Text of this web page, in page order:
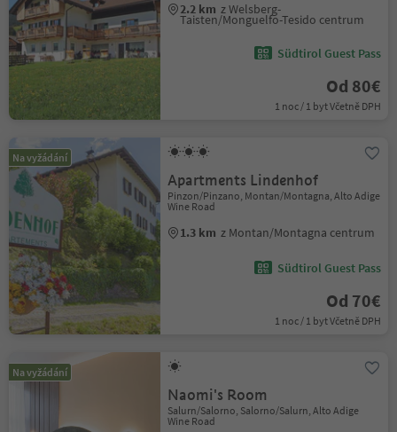
2.2 km z Welsberg-
Taisten/Monguelfo-Tesido centrum
Südtirol Guest Pass
Od 80€
1 noc / 1 byt Včetně DPH
Na vyžádání
Apartments Lindenhof
Pinzon/Pinzano, Montan/Montagna, Alto Adige
Wine Road
1.3 km z Montan/Montagna centrum
Südtirol Guest Pass
Od 70€
1 noc / 1 byt Včetně DPH
Na vyžádání
Naomi's Room
Salurn/Salorno, Salorno/Salurn, Alto Adige
Wine Road